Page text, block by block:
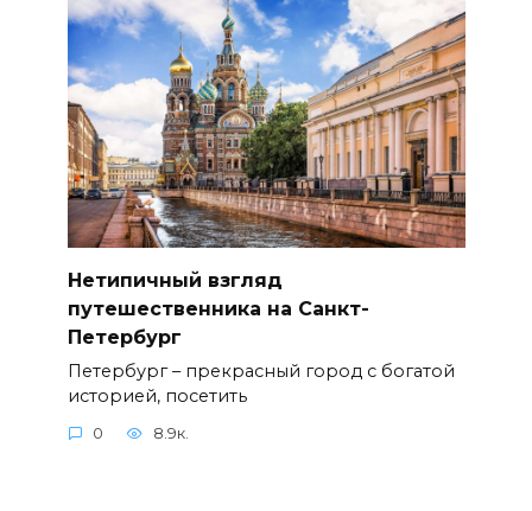
Нетипичный взгляд
путешественника на Санкт-
Петербург
Петербург – прекрасный город с богатой
историей, посетить
0 8.9к.